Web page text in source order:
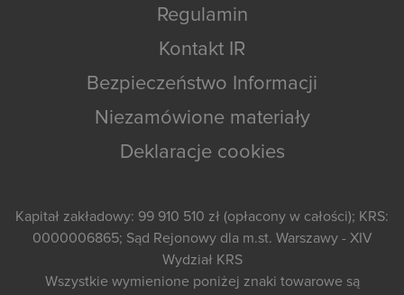
Regulamin
Kontakt IR
Bezpieczeństwo Informacji
Niezamówione materiały
Deklaracje cookies
Kapitał zakładowy: 99 910 510 zł (opłacony w całości); KRS:
0000006865; Sąd Rejonowy dla m.st. Warszawy - XIV
Wydział KRS
Wszystkie wymienione poniżej znaki towarowe są